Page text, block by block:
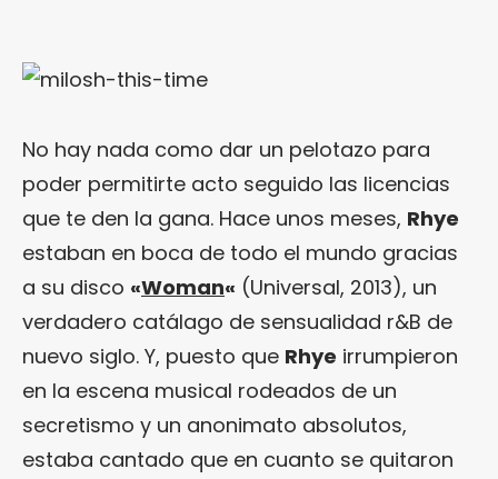
No hay nada como dar un pelotazo para
poder permitirte acto seguido las licencias
que te den la gana. Hace unos meses, Rhye
estaban en boca de todo el mundo gracias
a su disco «Woman« (Universal, 2013), un
verdadero catálago de sensualidad r&B de
nuevo siglo. Y, puesto que Rhye irrumpieron
en la escena musical rodeados de un
secretismo y un anonimato absolutos,
estaba cantado que en cuanto se quitaron